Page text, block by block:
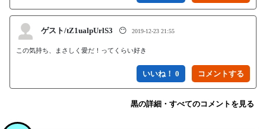
ゲスト/tZ1ualpUrlS3 😶 2019-12-23 21:55
この気持ち、まさしく愛だ！ってくらい好き
いいね！ 0
黒の詳細・すべてのコメントを見る